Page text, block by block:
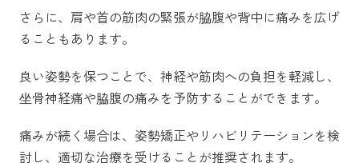
さらに、肩や首の筋肉の緊張が脇腹や背中に痛みを広げ
ることもあります。
良い姿勢を保つことで、神経や筋肉への負担を軽減し、
坐骨神経痛や脇腹の痛みを予防することができます。
痛みが続く場合は、姿勢矯正やリハビリテーションを検
討し、適切な治療を受けることが推奨されます。